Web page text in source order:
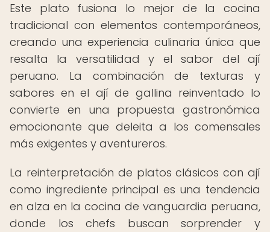
Este plato fusiona lo mejor de la cocina
tradicional con elementos contemporáneos,
creando una experiencia culinaria única que
resalta la versatilidad y el sabor del ají
peruano. La combinación de texturas y
sabores en el ají de gallina reinventado lo
convierte en una propuesta gastronómica
emocionante que deleita a los comensales
más exigentes y aventureros.
La reinterpretación de platos clásicos con ají
como ingrediente principal es una tendencia
en alza en la cocina de vanguardia peruana,
donde los chefs buscan sorprender y